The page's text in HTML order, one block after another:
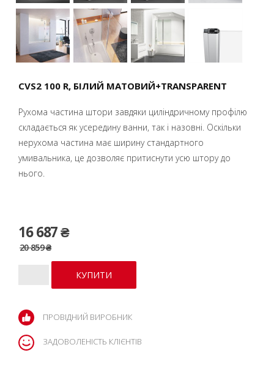
CVS2 100 R, БІЛИЙ МАТОВИЙ+TRANSPARENT
Рухома частина штори завдяки циліндричному профілю
складається як усередину ванни, так і назовні. Оскільки
нерухома частина має ширину стандартного
умивальника, це дозволяє притиснути усю штору до
нього.
16 687 ₴
20 859 ₴
ПРОВІДНИЙ ВИРОБНИК
ЗАДОВОЛЕНІСТЬ КЛІЄНТІВ